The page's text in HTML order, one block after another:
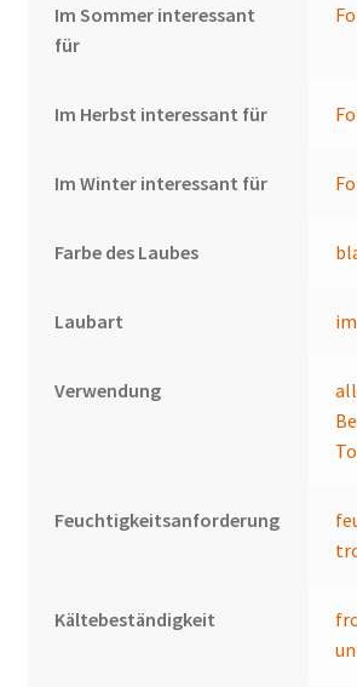
Im Sommer interessant
für
Im Herbst interessant für
Im Winter interessant für
Farbe des Laubes
Laubart
Verwendung
Feuchtigkeitsanforderung
Kältebeständigkeit